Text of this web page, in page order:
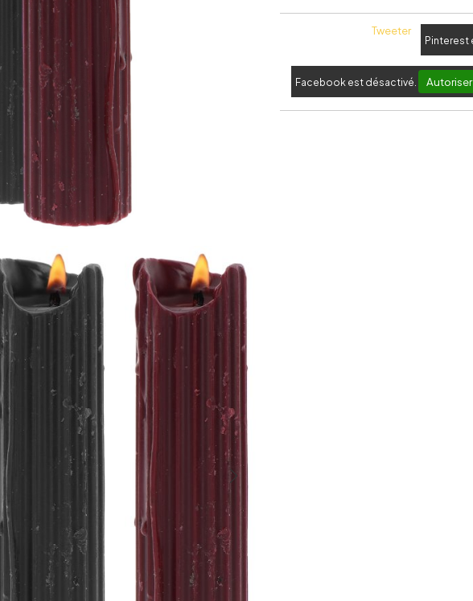
Tweeter
Pinterest
Facebook est désactivé. Autoriser